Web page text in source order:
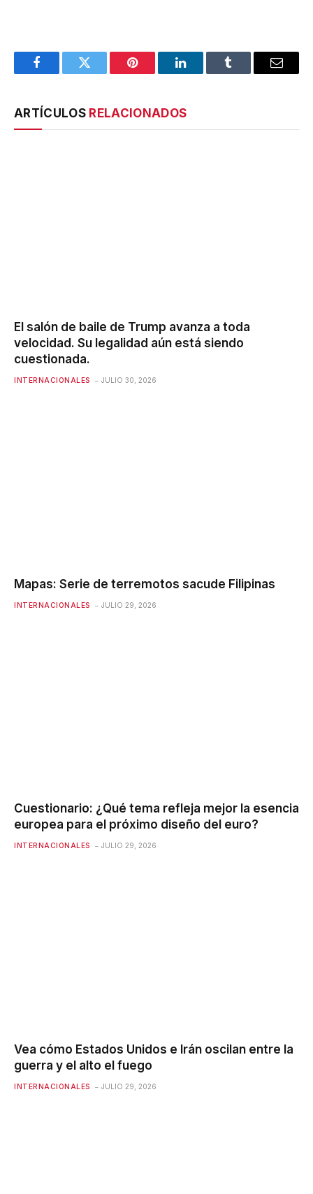
FacebookTwitter Pinterest LinkedInTumblr Email
ARTÍCULOS RELACIONADOS
El salón de baile de Trump avanza a toda
velocidad. Su legalidad aún está siendo
cuestionada.
INTERNACIONALES JULIO 30, 2026
Mapas: Serie de terremotos sacude Filipinas
INTERNACIONALES JULIO 29, 2026
Cuestionario: ¿Qué tema refleja mejor la esencia
europea para el próximo diseño del euro?
INTERNACIONALES JULIO 29, 2026
Vea cómo Estados Unidos e Irán oscilan entre la
guerra y el alto el fuego
INTERNACIONALES JULIO 29, 2026